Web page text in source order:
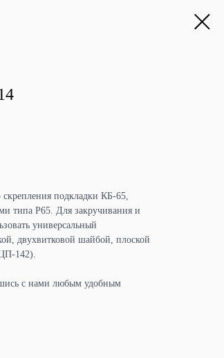
скрепления подкладки КБ-65,
типа Р65. Для закручивания и
универсальный
двухвитковой шайбой, плоской
142).
с нами любым удобным